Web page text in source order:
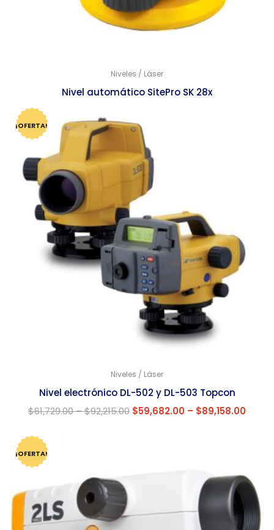
Niveles / Láser
Nivel automático SitePro SK 28x
¡OFERTA!
Niveles / Láser
Nivel electrónico DL-502 y DL-503 Topcon
$61,729.00–$92,215.00 $59,682.00 – $89,158.00
¡OFERTA!